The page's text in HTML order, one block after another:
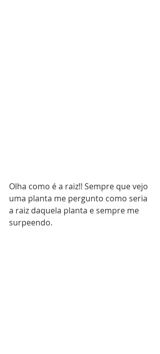
Olha como é a raiz!! Sempre que vejo
uma planta me pergunto como seria
a raiz daquela planta e sempre me
surpeendo.